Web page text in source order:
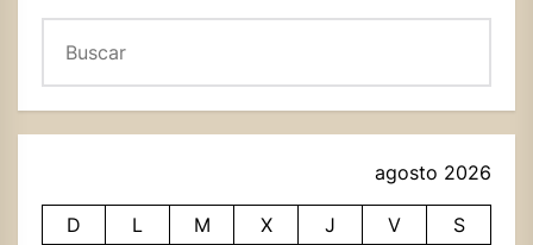
agosto 2026
D L M X J V
S